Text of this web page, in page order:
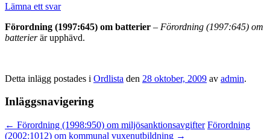
Lämna ett svar
Förordning (1997:645) om batterier – Förordning (1997:645) om
batterierär upphävd.
Detta inlägg postades i Ordlista den 28 oktober, 2009 av admin.
Inläggsnavigering
← Förordning (1998:950) om miljösanktionsavgifter Förordning
(2002:1012) om kommunal vuxenutbildning →